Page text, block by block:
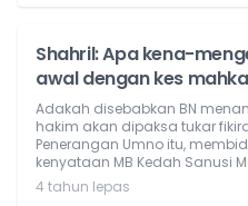
Shahril: Apa kena-
awal dengan kes
Adakah disebabkan BN
hakim akan dipaksa tukar
Penerangan Umno itu,
kenyataan MB Kedah Sanusi
4 tahun lepas